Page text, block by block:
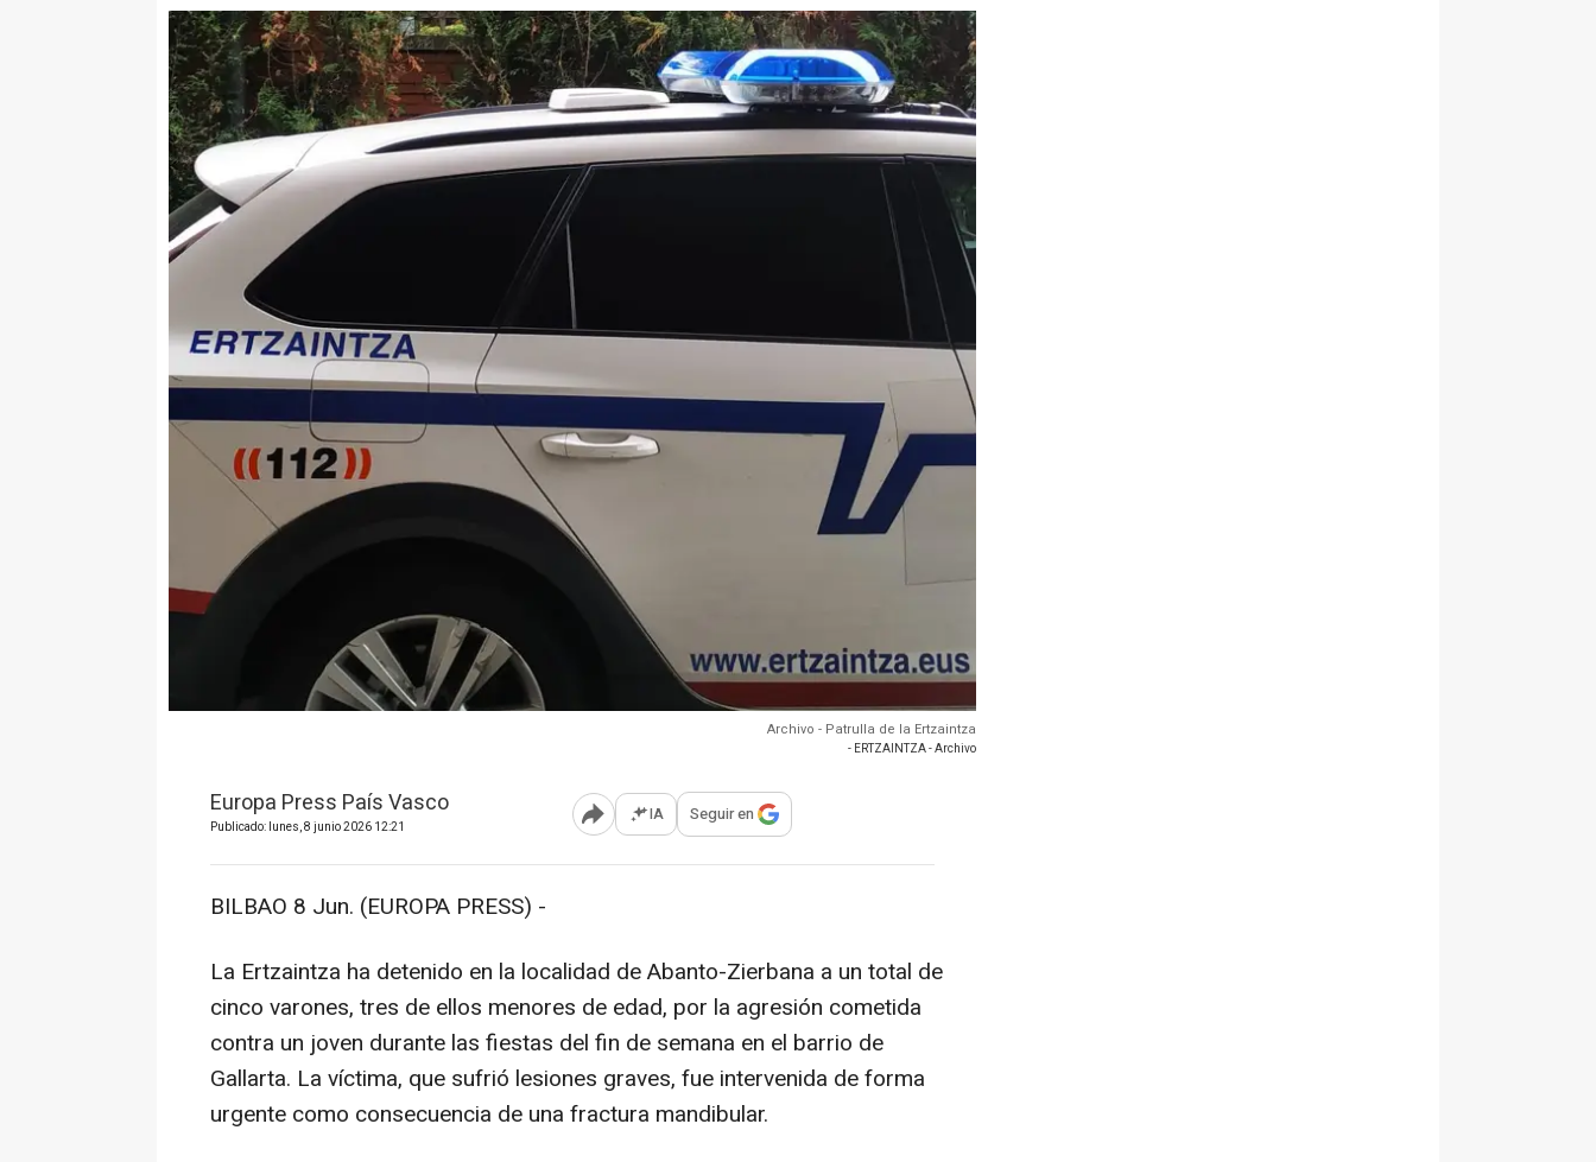
Archivo - Patrulla de la Ertzaintza
- ERTZAINTZA - Archivo
Europa Press País Vasco
Publicado: lunes, 8 junio 2026 12:21 Abrir opciones para compartir
IA Seguir en
BILBAO 8 Jun. (EUROPA PRESS) -
La Ertzaintza ha detenido en la localidad de Abanto-Zierbana a un total de
cinco varones, tres de ellos menores de edad, por la agresión cometida
contra un joven durante las fiestas del fin de semana en el barrio de
Gallarta. La víctima, que sufrió lesiones graves, fue intervenida de forma
urgente como consecuencia de una fractura mandibular.